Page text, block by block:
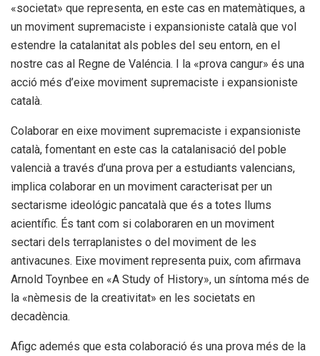
«societat» que representa, en este cas en matemàtiques, a
un moviment supremaciste i expansioniste català que vol
estendre la catalanitat als pobles del seu entorn, en el
nostre cas al Regne de Valéncia. I la «prova cangur» és una
acció més d’eixe moviment supremaciste i expansioniste
català.
Colaborar en eixe moviment supremaciste i expansioniste
català, fomentant en este cas la catalanisació del poble
valencià a través d’una prova per a estudiants valencians,
implica colaborar en un moviment caracterisat per un
sectarisme ideológic pancatalà que és a totes llums
acientífic. És tant com si colaboraren en un moviment
sectari dels terraplanistes o del moviment de les
antivacunes. Eixe moviment representa puix, com afirmava
Arnold Toynbee en «A Study of History», un síntoma més de
la «nèmesis de la creativitat» en les societats en
decadència.
Afigc ademés que esta colaboració és una prova més de la